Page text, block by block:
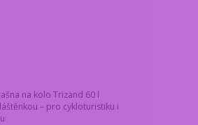
na kolo Trizand 60 l
– pro cykloturistiku i